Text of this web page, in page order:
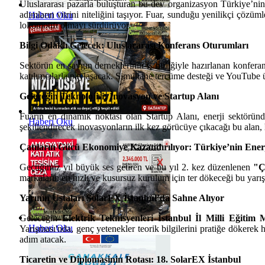
Haberi Oku
Haberi Oku
Haberi Oku
Uluslararası pazarla buluşturan bu dev organizasyon Türkiye’nin
adımların vitrini niteliğini taşıyor. Fuar, sunduğu yenilikçi
lokomotifi olmayı sürdürüyor.
Bilgi Odaklı Gelecek: Uluslararası Konferans Oturumları
Sektörün en saygın derneklerinin iş birliğiyle hazırlanan
katılımcılarla paylaşacak. Simultane tercüme desteği ve
Geleceğin Teknolojisi: İnovasyon ve Startup Alanı
Fuarın en dinamik noktası olan Startup Alanı, enerji
şekillendirecek inovasyonların ilk kez görücüye çıkacağı bu
Çatıların Gücü Ekonomiye Kazandırılıyor: Türkiye’nin
Geçtiğimiz yıl büyük ses getiren ve bu yıl 2. kez düzenlenen
markaların en hızlı ve kusursuz kurulum için ter dökeceği bu
Yarının Ustaları SolarEX İstanbul’da Sahne Alıyor
GeleceğinElektrik Teknisyenleri İstanbul İl Milli Eğitim
Yarışması'nda, genç yetenekler teorik bilgilerini pratiğe
adım atacak.
Ticaretin ve Diplomasinin Rotası: 18. SolarEX İstanbul